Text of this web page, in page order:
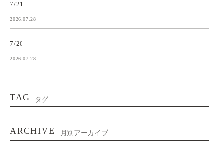
7/21
2026.07.28
7/20
2026.07.28
TAG タグ
ARCHIVE 月別アーカイブ